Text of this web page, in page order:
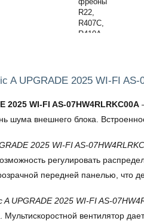
UPGRADE 2025 WI-FI AS-
2025 WI-FI AS-07HW4RLRKC00A
шума внешнего блока.
2025 WI-FI AS-
регулировать
передней панелью, что
UPGRADE 2025 WI-FI AS-
Мультискоростной вентилятор